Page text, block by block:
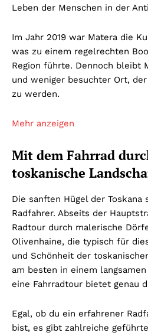
Leben der Menschen in der
Im Jahr 2019 war Matera die
was zu einem regelrechten
Region führte. Dennoch bleibt
und weniger besuchter Ort,
zu werden.
Mehr anzeigen
Mit dem Fahrrad
toskanische
Die sanften Hügel der Toskana
Radfahrer. Abseits der
Radtour durch malerische
Olivenhaine, die typisch für
und Schönheit der
am besten in einem
eine Fahrradtour bietet genau
Egal, ob du ein erfahrener
bist, es gibt zahlreiche